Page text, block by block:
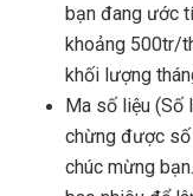
bạn đang ước
khoảng 500tr/
khối lượng
Ma số liệu (Số
chừng được
chúc mừng